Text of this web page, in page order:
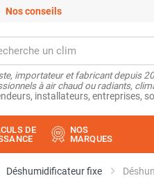
Nos conseils
importateur et fabricant depuis
à air chaud ou radiants,
installateurs, entreprises,
DE
NOS
MARQUES
Déshumidificateur fixe